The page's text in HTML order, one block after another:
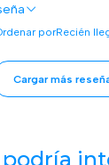
porRecién
Cargar más